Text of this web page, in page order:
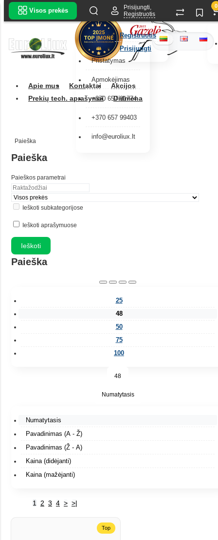
Pristatymas
Apmokėjimas
+370 657 91774
+370 657 99403
info@euroliux.lt
Apie mus Kontaktai
Akcijos
Prekių tech. aprašymai
Didmena
Visos prekės
Prisijungti,
Registruotis
Registruotis
Prisijungti
0
Paieška
Paieška
Paieškos parametrai
Ieškoti subkategorijose
Ieškoti aprašymuose
Paieška
25
48
50
75
100
48
Numatytasis
Numatytasis
Pavadinimas (A - Ž)
Pavadinimas (Ž - A)
Kaina (didėjanti)
Kaina (mažėjanti)
1 2 3 4 > >|
Top